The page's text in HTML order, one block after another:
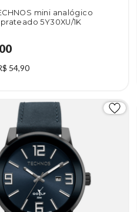
mini analógico
5Y30XU/1K
54,90